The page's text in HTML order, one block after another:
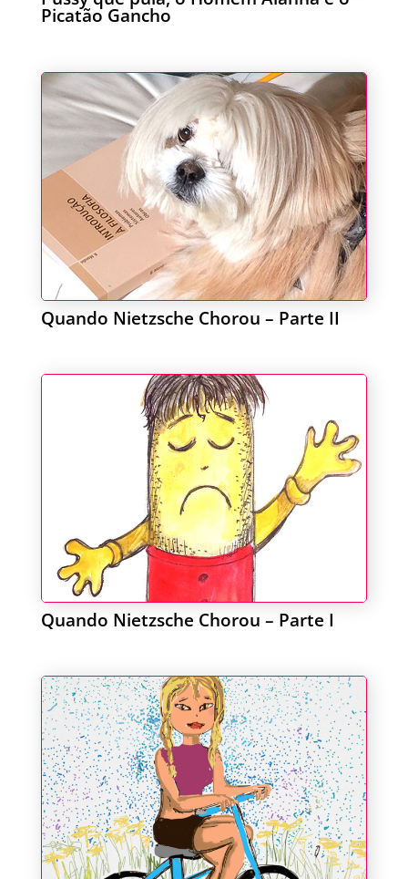
Picatão Gancho
Quando Nietzsche Chorou – Parte II
Quando Nietzsche Chorou – Parte I